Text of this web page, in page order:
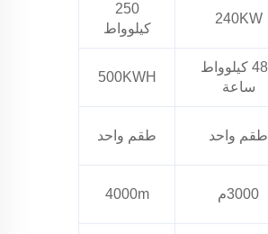
240KW
250
كيلوواط
480 كيلوواط
ساعة
500KWH
طقم واحد طقم واحد
3000م 4000m